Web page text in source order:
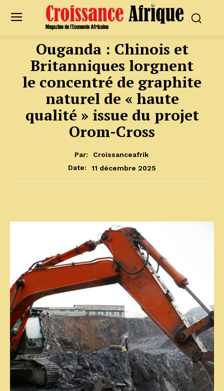
Ouganda : Chinois et
Britanniques lorgnent
le concentré de graphite
naturel de « haute
qualité » issue du projet
Orom-Cross
Par:
Croissanceafrik
Date:
11 décembre 2025